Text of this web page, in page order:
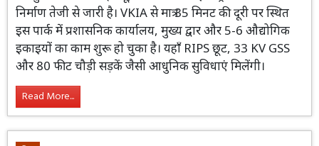
04 Jun 2026 17:54:20 ByJaipur NM
जयपुर के सीकर रोड (चोमू) में मंगलम मेगा
इंडस्ट्रियल पार्क का निर्माण तेजी से जारी है।
में प्रशासनिक कार्यालय, मुख्य द्वार और 5-6 औद्योगिक इकाइयों
का काम शुरू हो चुका है। यहाँ RIPS छूट, 33 KV GSS और 80
फीट चौड़ी सड़कें जैसी आधुनिक सुविधाएं मिलेंगी।